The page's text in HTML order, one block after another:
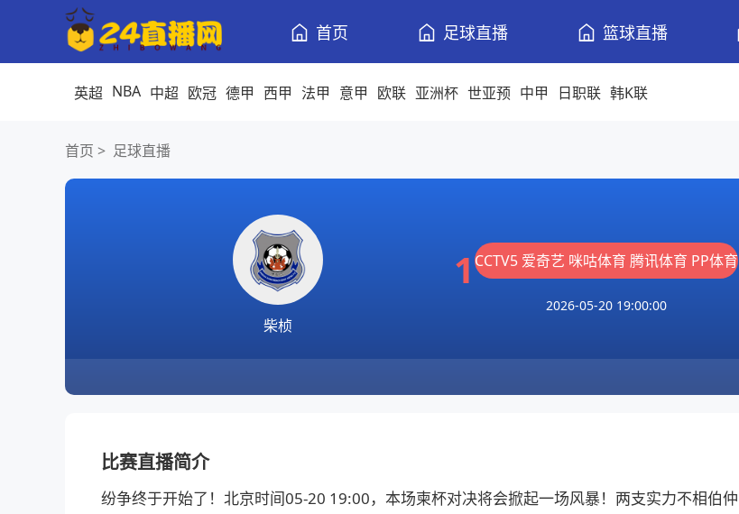
首页 足球直播 篮球直播
英超 NBA 中超 欧冠 德甲 西甲 法甲 意甲 欧联 亚洲杯 世亚预 中甲 日职联 韩K联
首页 > 足球直播
柴桢
1 CCTV5 爱奇艺 咪咕体育 腾讯体育 PP体育
2026-05-20 19:00:00
比赛直播简介
纷争终于开始了！北京时间05-20 19:00，本场柬杯对决将会掀起一场风暴！两支实力不相伯仲